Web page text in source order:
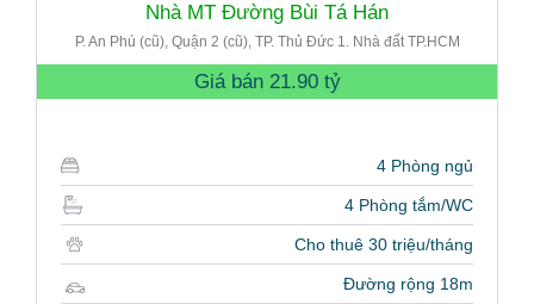
Nhà MT Đường Bùi Tá Hán
P. An Phú (cũ), Quận 2 (cũ), TP. Thủ Đức 1. Nhà đất TP.HCM
Giá bán 21.90 tỷ
4 Phòng ngủ
4 Phòng tắm/WC
Cho thuê 30 triệu/tháng
Đường rộng 18m